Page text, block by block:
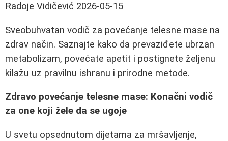
Radoje Vidičević 2026-05-15
Sveobuhvatan vodič za povećanje telesne mase na
zdrav način. Saznajte kako da prevaziđete ubrzan
metabolizam, povećate apetit i postignete željenu
kilažu uz pravilnu ishranu i prirodne metode.
Zdravo povećanje telesne mase: Konačni vodič
za one koji žele da se ugoje
U svetu opsednutom dijetama za mršavljenje,